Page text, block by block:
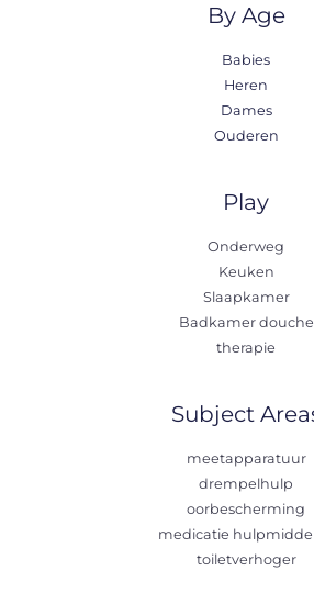
By Age
Babies
Heren
Dames
Ouderen
Play
Onderweg
Keuken
Slaapkamer
Badkamer douche
therapie
Subject
meetapparatuur
drempelhulp
oorbescherming
medicatie
toiletverhoger